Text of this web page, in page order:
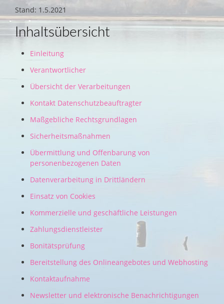
Stand: 1.5.2021
Inhaltsübersicht
Einleitung
Verantwortlicher
Übersicht der Verarbeitungen
Kontakt Datenschutzbeauftragter
Maßgebliche Rechtsgrundlagen
Sicherheitsmaßnahmen
Übermittlung und Offenbarung von
personenbezogenen Daten
Datenverarbeitung in Drittländern
Einsatz von Cookies
Kommerzielle und geschäftliche Leistungen
Zahlungsdienstleister
Bonitätsprüfung
Bereitstellung des Onlineangebotes und Webhosting
Kontaktaufnahme
Newsletter und elektronische Benachrichtigungen